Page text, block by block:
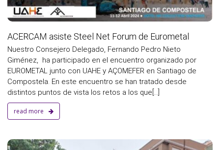
ACERCAM asiste Steel Net Forum de Eurometal
Nuestro Consejero Delegado, Fernando Pedro Nieto
Giménez, ha participado en el encuentro organizado por
EUROMETAL junto con UAHE y AÇOMEFER en Santiago de
Compostela. En este encuentro se han tratado desde
distintos puntos de vista los retos a los que[...]
read more